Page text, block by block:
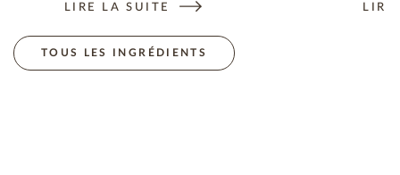
LIRE LA SUITE
: L'HUILE D'ABRICOT, L'INGRÉDIENT AUX :
TOUS LES INGRÉDIENTS